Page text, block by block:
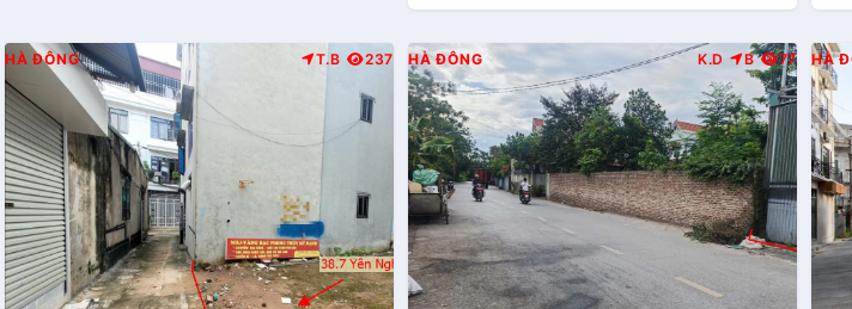
HÀ ĐÔNG T.B 237 HÀ ĐÔNG K.D B 77 HÀ